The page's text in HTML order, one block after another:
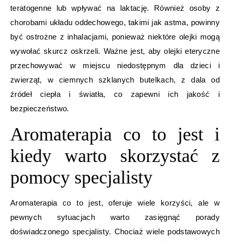
teratogenne lub wpływać na laktację. Również osoby z
chorobami układu oddechowego, takimi jak astma, powinny
być ostrożne z inhalacjami, ponieważ niektóre olejki mogą
wywołać skurcz oskrzeli. Ważne jest, aby olejki eteryczne
przechowywać w miejscu niedostępnym dla dzieci i
zwierząt, w ciemnych szklanych butelkach, z dala od
źródeł ciepła i światła, co zapewni ich jakość i
bezpieczeństwo.
Aromaterapia co to jest i
kiedy warto skorzystać z
pomocy specjalisty
Aromaterapia co to jest, oferuje wiele korzyści, ale w
pewnych sytuacjach warto zasięgnąć porady
doświadczonego specjalisty. Chociaż wiele podstawowych